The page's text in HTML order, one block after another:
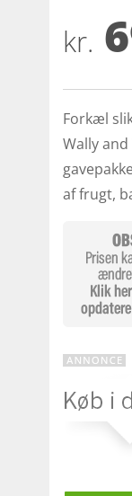
baseret
på
er
kr.
Forkæl
Wally
af frugt,